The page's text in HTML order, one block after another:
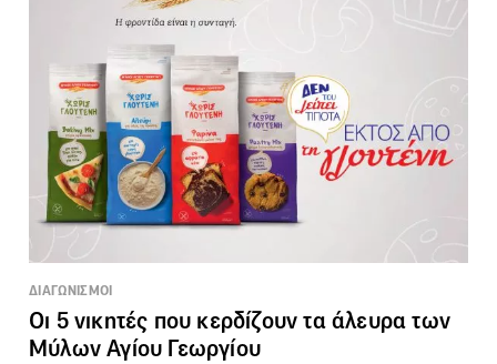
ΔΙΑΓΩΝΙΣΜΟΙ
Οι 5 νικητές που κερδίζουν τα άλευρα των
Μύλων Αγίου Γεωργίου